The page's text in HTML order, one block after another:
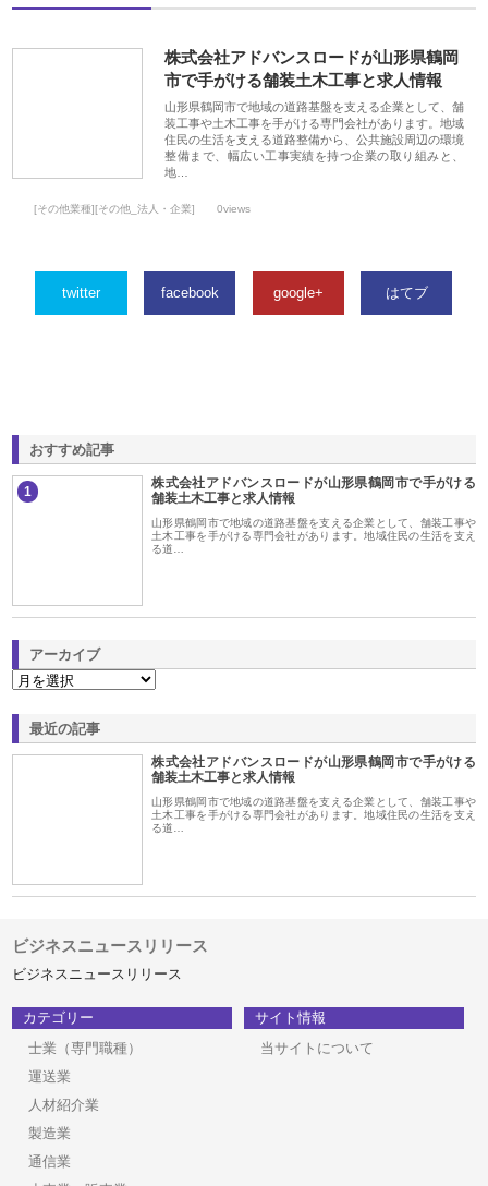
株式会社アドバンスロードが山形県鶴岡
市で手がける舗装土木工事と求人情報
山形県鶴岡市で地域の道路基盤を支える企業として、舗
装工事や土木工事を手がける専門会社があります。地域
住民の生活を支える道路整備から、公共施設周辺の環境
整備まで、幅広い工事実績を持つ企業の取り組みと、
地…
[その他業種][その他_法人・企業] 0views
twitter facebook google+ はてブ
おすすめ記事
1
株式会社アドバンスロードが山形県鶴岡市で手がける
舗装土木工事と求人情報
山形県鶴岡市で地域の道路基盤を支える企業として、舗装工事や
土木工事を手がける専門会社があります。地域住民の生活を支え
る道…
アーカイブ
最近の記事
株式会社アドバンスロードが山形県鶴岡市で手がける
舗装土木工事と求人情報
山形県鶴岡市で地域の道路基盤を支える企業として、舗装工事や
土木工事を手がける専門会社があります。地域住民の生活を支え
る道…
ビジネスニュースリリース
ビジネスニュースリリース
カテゴリー
士業（専門職種）
運送業
人材紹介業
製造業
通信業
サイト情報
当サイトについて